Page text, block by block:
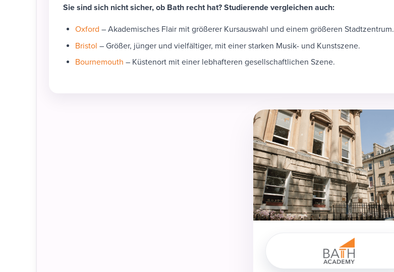
Sie sind sich nicht sicher, ob Bath recht hat? Studierende vergleichen auch:
Oxford – Akademisches Flair mit größerer Kursauswahl und einem größeren Stadtzentrum.
Bristol – Größer, jünger und vielfältiger, mit einer starken Musik- und Kunstszene.
Bournemouth – Küstenort mit einer lebhafteren gesellschaftlichen Szene.